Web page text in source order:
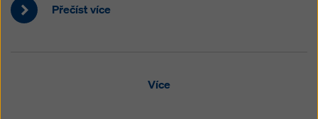
Přečíst více
Více